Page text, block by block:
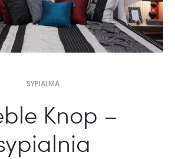
SYPIALNIA
Knop –